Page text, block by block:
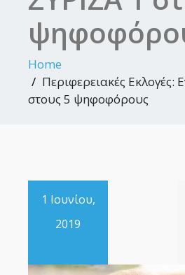
Home
Περιφερειακές Εκλογές:
στους 5 ψηφοφόρους
1 Ιουνίου,
2019